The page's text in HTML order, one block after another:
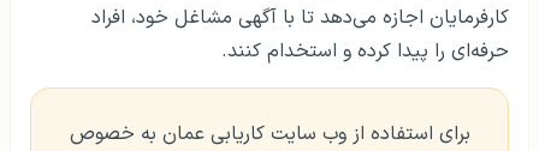
کارفرمایان اجازه می‌دهد تا با آگهی مشاغل خود، افراد
حرفه‌ای را پیدا کرده و استخدام کنند.
برای استفاده از وب سایت کاریابی عمان به خصوص